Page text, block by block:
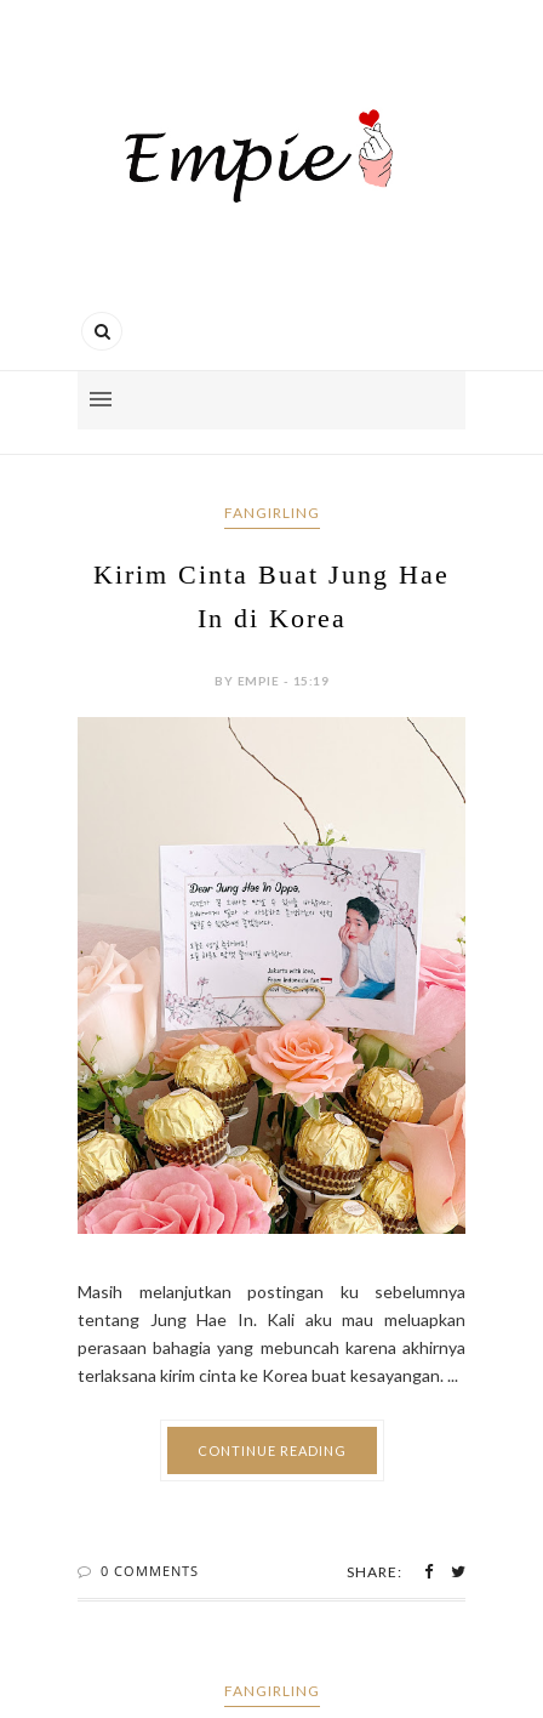
FANGIRLING
Kirim Cinta Buat Jung Hae
In di Korea
BY EMPIE - 15:19
Masih melanjutkan postingan ku sebelumnya
tentang Jung Hae In. Kali aku mau meluapkan
perasaan bahagia yang mebuncah karena akhirnya
terlaksana kirim cinta ke Korea buat kesayangan. ...
CONTINUE READING
0 COMMENTS SHARE:
FANGIRLING